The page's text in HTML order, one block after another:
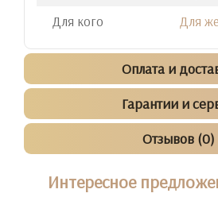
Для кого
Для
Оплата и
Гарантии и
Отзывов (0)
Интересное